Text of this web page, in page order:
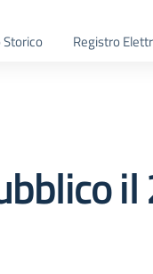
Storico Registro
il